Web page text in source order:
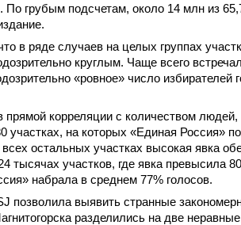
По грубым подсчетам, около 14 млн из
в ряде случаев на целых группах
круглым. Чаще всего
«ровное» число избирателей
прямой корреляции с количеством людей,
участках, на которых «Единая Россия»
остальных участках высокая явка
участков, где явка превысила
набрала в среднем 77% голосов.
позволила выявить странные
разделились на две